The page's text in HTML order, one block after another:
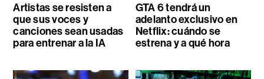
Artistas se resisten a
que sus voces y
canciones sean usadas
para entrenar a la IA
GTA 6 tendrá un
adelanto exclusivo en
Netflix: cuándo se
estrena y a qué hora